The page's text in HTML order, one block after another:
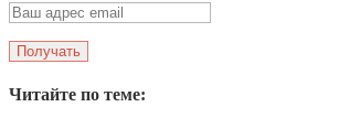
Читайте по теме: